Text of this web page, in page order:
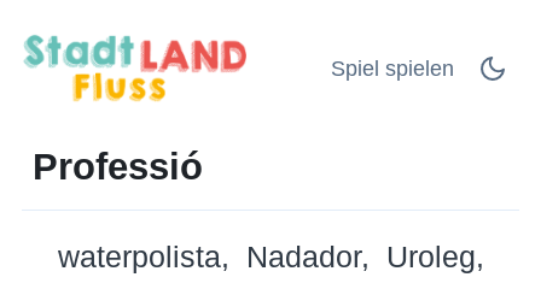
Spiel spielen
Professió
waterpolista Nadador
Uroleg